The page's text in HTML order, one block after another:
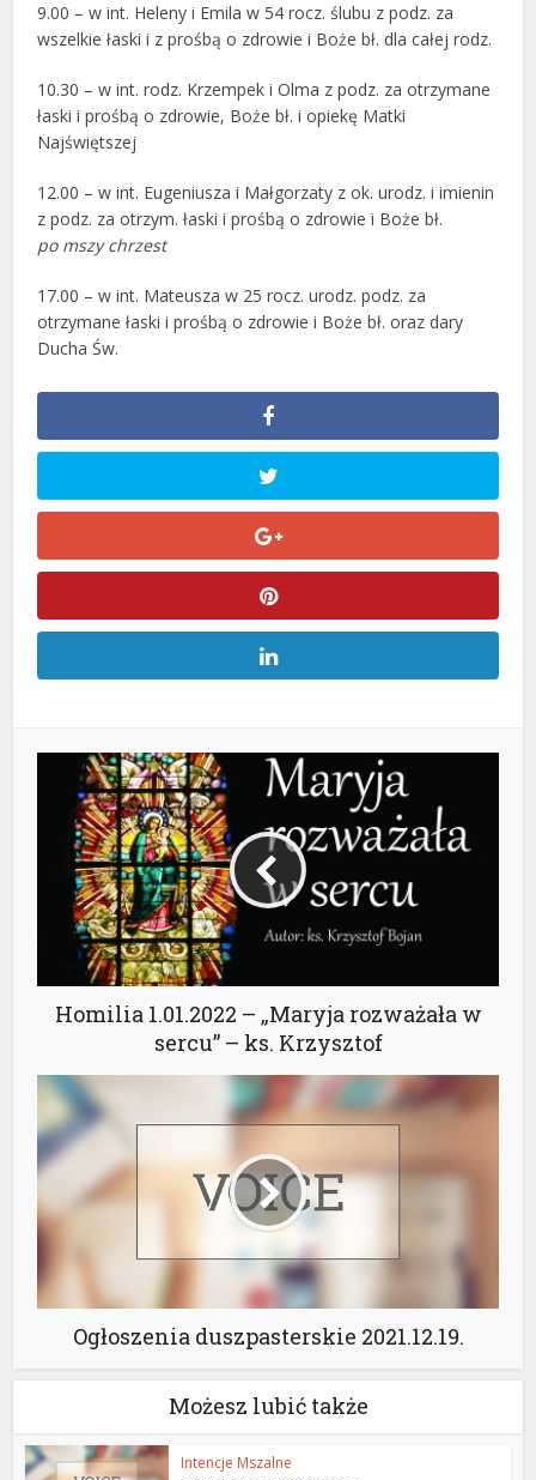
9.00 – w int. Heleny i Emila w 54 rocz. ślubu z podz. za
wszelkie łaski i z prośbą o zdrowie i Boże bł. dla całej rodz.
10.30 – w int. rodz. Krzempek i Olma z podz. za otrzymane
łaski i prośbą o zdrowie, Boże bł. i opiekę Matki
Najświętszej
12.00 – w int. Eugeniusza i Małgorzaty z ok. urodz. i imienin
z podz. za otrzym. łaski i prośbą o zdrowie i Boże bł.
po mszy chrzest
17.00 – w int. Mateusza w 25 rocz. urodz. podz. za
otrzymane łaski i prośbą o zdrowie i Boże bł. oraz dary
Ducha Św.
Homilia 1.01.2022 – „Maryja rozważała w
sercu” – ks. Krzysztof
Ogłoszenia duszpasterskie 2021.12.19.
Możesz lubić także
Intencje Mszalne